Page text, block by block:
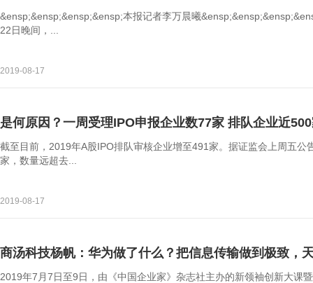
&ensp;&ensp;&ensp;&ensp;本报记者李万晨曦
22日晚间，...
2019-08-17
是何原因？一周受理IPO申报企业数77家 排队企业近
截至目前，2019年A股IPO排队审核企业增至491家。据证监会上周五公
家，数量远超去...
2019-08-17
商汤科技杨帆：华为做了什么？把信息传输做到极致，
2019年7月7日至9日，由《中国企业家》杂志社主办的新领袖创新大课